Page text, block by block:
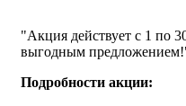
Акция действует с 1 по
выгодным предложением!
Подробности акции: